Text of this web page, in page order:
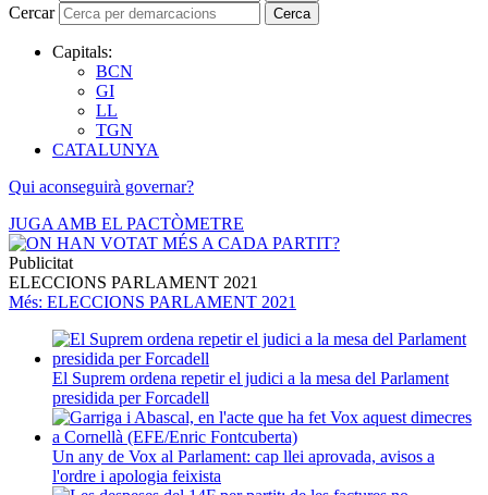
Cercar Cerca
Capitals:
BCN
GI
LL
TGN
CATALUNYA
Qui aconseguirà governar?
JUGA AMB EL PACTÒMETRE
Publicitat
ELECCIONS PARLAMENT 2021
Més: ELECCIONS PARLAMENT 2021
El Suprem ordena repetir el judici a la mesa del Parlament
presidida per Forcadell
Un any de Vox al Parlament: cap llei aprovada, avisos a
l'ordre i apologia feixista